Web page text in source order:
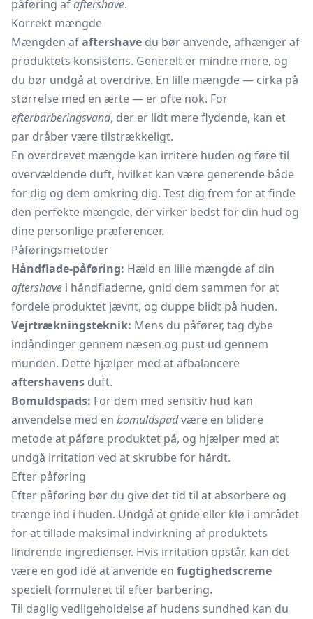
påføring afaftershave.
Korrekt mængde
Mængden afaftershave du bør anvende, afhænger af
produktets konsistens. Generelt er mindre mere, og
du bør undgå at overdrive. En lille mængde — cirka på
størrelse med en ærte — er ofte nok. For
efterbarberingsvand, der er lidt mere flydende, kan et
par dråber være tilstrækkeligt.
En overdrevet mængde kan irritere huden og føre til
overvældende duft, hvilket kan være generende både
for dig og dem omkring dig. Test dig frem for at finde
den perfekte mængde, der virker bedst for din hud og
dine personlige præferencer.
Påføringsmetoder
Håndflade-påføring: Hæld en lille mængde af din
aftershave i håndfladerne, gnid dem sammen for at
fordele produktet jævnt, og duppe blidt på huden.
Vejrtrækningsteknik: Mens du påfører, tag dybe
indåndinger gennem næsen og pust ud gennem
munden. Dette hjælper med at afbalancere
aftershavens duft.
Bomuldspads: For dem med sensitiv hud kan
anvendelse med en bomuldspadvære en blidere
metode at påføre produktet på, og hjælper med at
undgå irritation ved at skrubbe for hårdt.
Efter påføring
Efter påføring bør du give det tid til at absorbere og
trænge ind i huden. Undgå at gnide eller klø i området
for at tillade maksimal indvirkning af produktets
lindrende ingredienser. Hvis irritation opstår, kan det
være en god idé at anvende en fugtighedscreme
specielt formuleret til efter barbering.
Til daglig vedligeholdelse af hudens sundhed kan du